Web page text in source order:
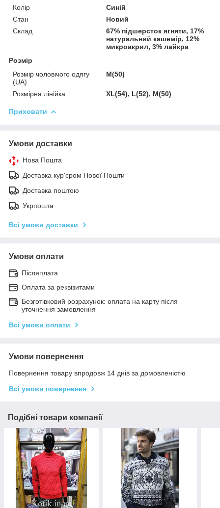
Колір
Синій
Стан
Новий
Склад
67% підшерсток ягняти, 17%
натуральний кашемір, 12%
микроакрил, 3% лайкра
Розмір
Розмір чоловічого одягу
(UA)
M(50)
Розмірна лінійка XL(54), L(52), M(50)
Приховати
Умови доставки
Нова Пошта
Доставка кур'єром Нової Пошти
Доставка поштою
Укрпошта
Всі умови доставки
Умови оплати
Післяплата
Оплата за реквізитами
Безготівковий розрахунок: оплата на карту після
уточнення замовлення
Всі умови оплати
Умови повернення
Повернення товару впродовж 14 днів за домовленістю
Всі умови повернення
Подібні товари компанії